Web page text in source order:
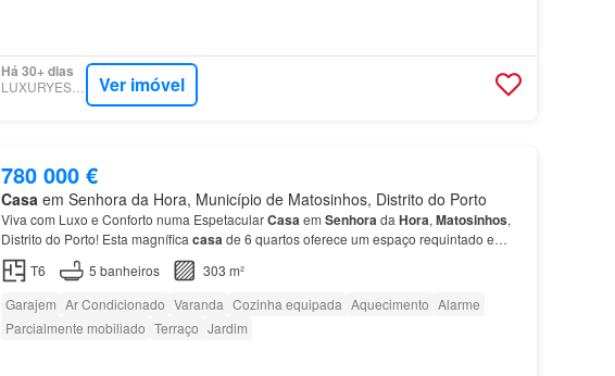
Há 30+ dias
LUXURYESTATE Ver imóvel
780 000 €
Casa em Senhora da Hora, Município de Matosinhos, Distrito do Porto
Viva com Luxo e Conforto numa EspetacularCasaem Senhorada Hora, Matosinhos,
Distrito do Porto! Esta magnífica casade 6 quartos oferece um espaço requintado e
uma localização privilegiada em
T6 5 banheiros
303 m²
Garajem Ar Condicionado Varanda Cozinha equipada Aquecimento Alarme
Parcialmente mobiliado Terraço Jardim